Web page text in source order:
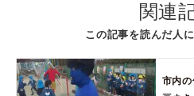
関連
この記事を読んだ人
市内